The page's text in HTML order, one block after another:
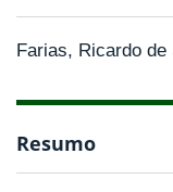
Farias, Ricardo de
Resumo